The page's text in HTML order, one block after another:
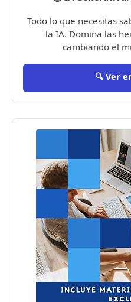
Todo lo que necesitas
la IA. Domina las
cambiando el
🔍 Ver